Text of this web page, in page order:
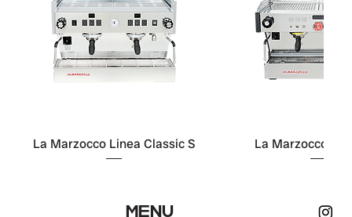
La Marzocco Linea Classic S La Marzocco
MENU